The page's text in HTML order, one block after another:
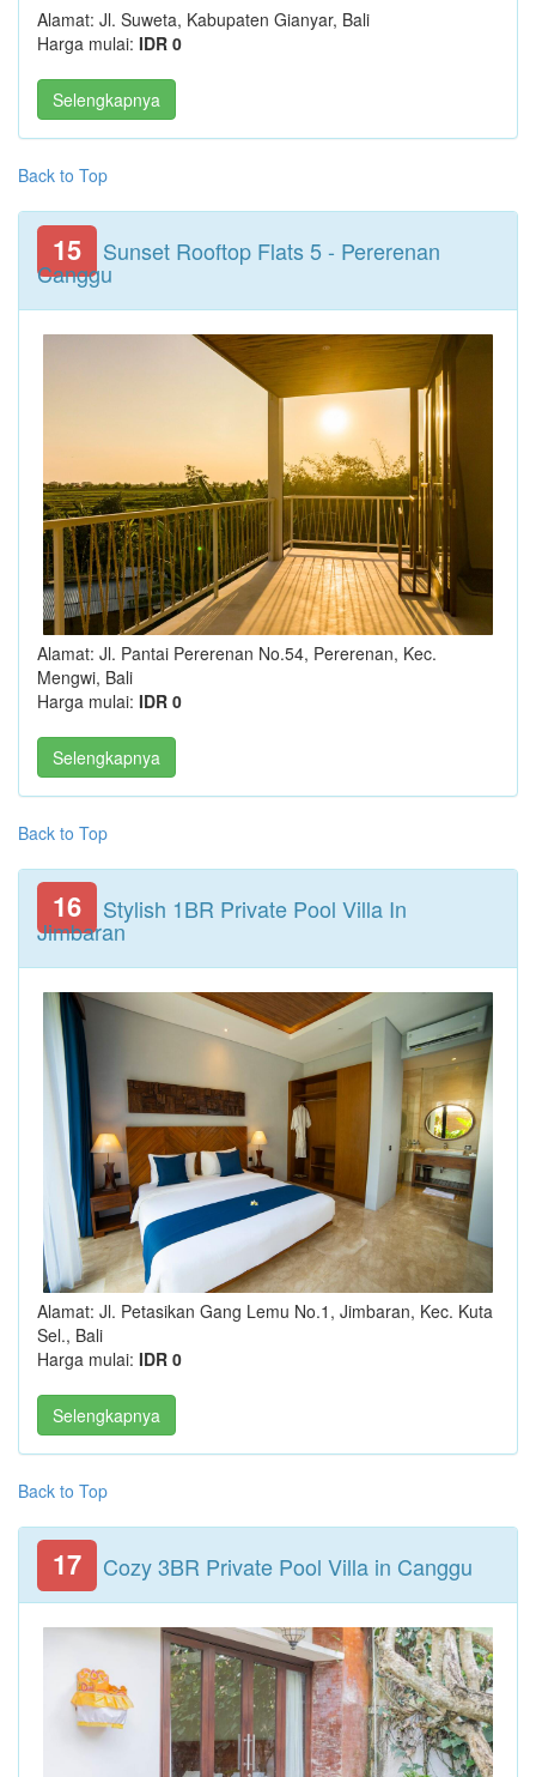
Alamat: Jl. Suweta, Kabupaten Gianyar, Bali
Harga mulai: IDR 0
Selengkapnya
Back to Top
15 Sunset Rooftop Flats 5 - Pererenan
Canggu
Alamat: Jl. Pantai Pererenan No.54, Pererenan, Kec.
Mengwi, Bali
Harga mulai: IDR 0
Selengkapnya
Back to Top
16 Stylish 1BR Private Pool Villa In
Jimbaran
Alamat: Jl. Petasikan Gang Lemu No.1, Jimbaran, Kec. Kuta
Sel., Bali
Harga mulai: IDR 0
Selengkapnya
Back to Top
17 Cozy 3BR Private Pool Villa in Canggu